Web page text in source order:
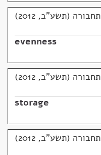
תחבורה (תשע"ב, 2012)
evenness
תחבורה (תשע"ב, 2012)
storage
תחבורה (תשע"ב, 2012)